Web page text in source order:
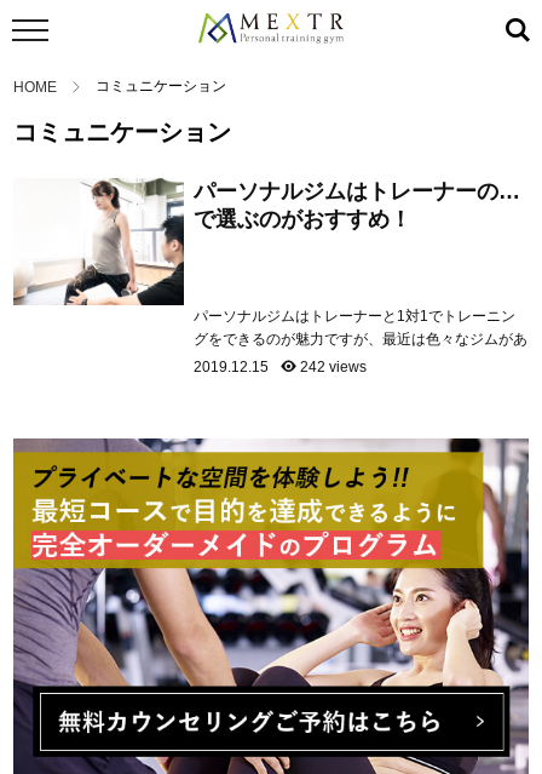
HOME コミュニケーション
コミュニケーション
パーソナルジムはトレーナーの質
で選ぶのがおすすめ！
パーソナルジムはトレーナーと1対1でトレーニン
グをできるのが魅力ですが、最近は色々なジムがあ
るので選ぶのは大変ですよね。パーソナルジムで満
詳しく解説していきたいと思います。 おすすめ1.
経験豊富なトレーナー パーソナルジムの公式サイ
トに、どのようなト...
2019.12.15 242 views